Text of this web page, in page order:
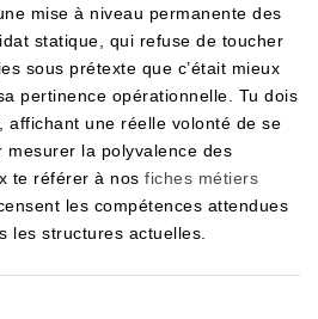
mise à niveau permanente des
statique, qui refuse de toucher
sous prétexte que c’était mieux
pertinence opérationnelle. Tu dois
affichant une réelle volonté de se
mesurer la polyvalence des
te référer à nos fiches métiers
les compétences attendues
les structures actuelles.